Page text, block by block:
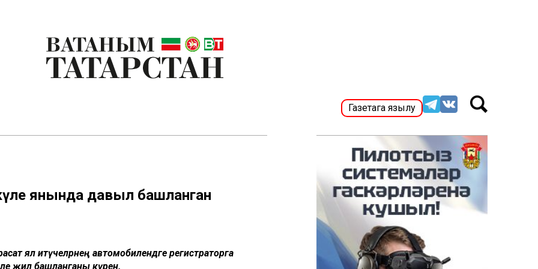
Газетага язылу
янында давыл башланган
ял итүчеләрнең автомобилендәге регистраторга
җил башланганы күренә.